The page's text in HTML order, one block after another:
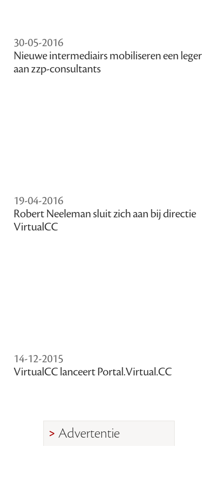
30-05-2016
Nieuwe intermediairs mobiliseren een leger
aan zzp-consultants
19-04-2016
Robert Neeleman sluit zich aan bij directie
VirtualCC
14-12-2015
VirtualCC lanceert Portal.Virtual.CC
Advertentie